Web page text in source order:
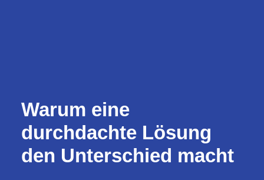
Warum eine
durchdachte Lösung
den Unterschied macht